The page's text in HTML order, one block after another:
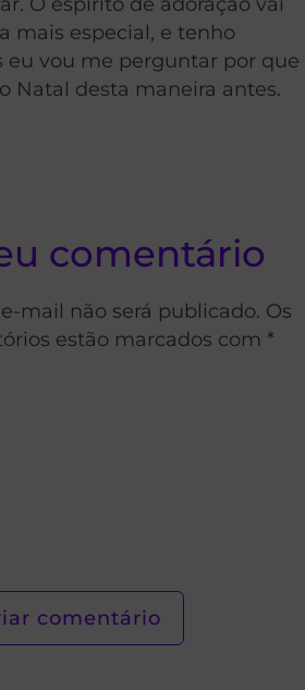
mais especial, e tenho
eu vou me perguntar por que
Natal desta maneira antes.
comentário
mail não será publicado. Os
estão marcados com *